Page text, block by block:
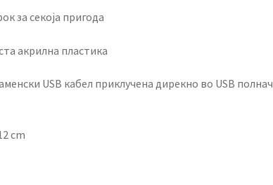
за секоја пригода
акрилна пластика
USB кабел приклучена дирекно во USB полнач
cm